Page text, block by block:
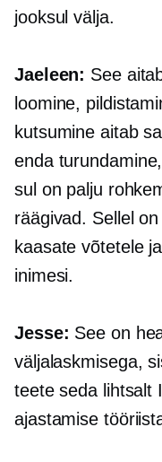
jooksul välja.
Jaeleen: See
loomine,
kutsumine aitab
enda
sul on palju
räägivad. Sellel
kaasate võtetele
inimesi.
Jesse: See on
väljalaskmisega,
teete seda lihtsalt
ajastamise